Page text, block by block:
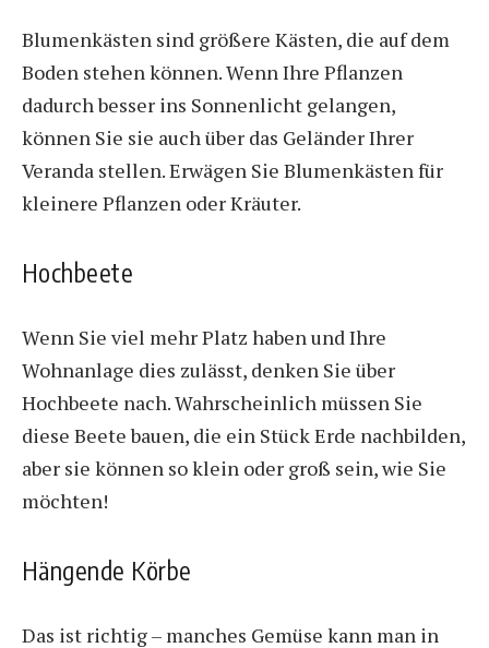
Blumenkästen sind größere Kästen, die auf dem
Boden stehen können. Wenn Ihre Pflanzen
dadurch besser ins Sonnenlicht gelangen,
können Sie sie auch über das Geländer Ihrer
Veranda stellen. Erwägen Sie Blumenkästen für
kleinere Pflanzen oder Kräuter.
Hochbeete
Wenn Sie viel mehr Platz haben und Ihre
Wohnanlage dies zulässt, denken Sie über
Hochbeete nach. Wahrscheinlich müssen Sie
diese Beete bauen, die ein Stück Erde nachbilden,
aber sie können so klein oder groß sein, wie Sie
möchten!
Hängende Körbe
Das ist richtig – manches Gemüse kann man in